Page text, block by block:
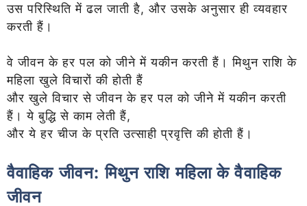
उस परिस्थिति में ढल जाती है, और उसके अनुसार ही व्यवहार
करती हैं।
वे जीवन के हर पल को जीने में यकीन करती हैं। मिथुन राशि के
महिला खुले विचारों की होती हैं
और खुले विचार से जीवन के हर पल को जीने में यकीन करती
हैं। ये बुद्धि से काम लेती हैं,
और ये हर चीज के प्रति उत्साही प्रवृत्ति की होती हैं।
वैवाहिक जीवन:मिथुन राशि महिला के वैवाहिक
जीवन